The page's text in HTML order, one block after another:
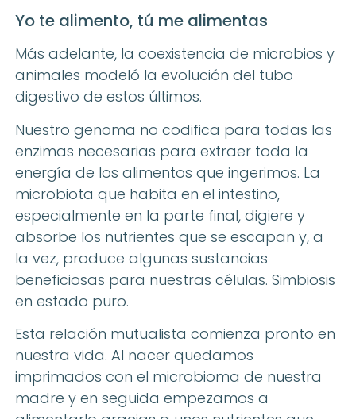
Yo te alimento, tú me alimentas
Más adelante, la coexistencia de microbios y
animales modeló la evolución del tubo
digestivo de estos últimos.
Nuestro genoma no codifica para todas las
enzimas necesarias para extraer toda la
energía de los alimentos que ingerimos. La
microbiota que habita en el intestino,
especialmente en la parte final, digiere y
absorbe los nutrientes que se escapan y, a
la vez, produce algunas sustancias
beneficiosas para nuestras células. Simbiosis
en estado puro.
Esta relación mutualista comienza pronto en
nuestra vida. Al nacer quedamos
imprimados con el microbioma de nuestra
madre y en seguida empezamos a